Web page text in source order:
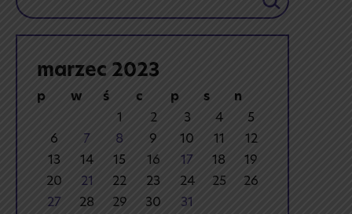
marzec 2023
p w ś c p s
n
1
2 3 4
5
6
7 8 9 10 11
12
13
14 15 16 17 18
19
20
21 22 23 24 25
26
27
28 29 30 31